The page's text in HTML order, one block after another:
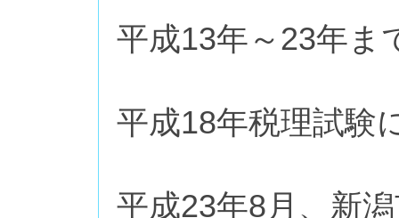
平成13年～23年ま
平成18年税理試験
平成23年8月、新